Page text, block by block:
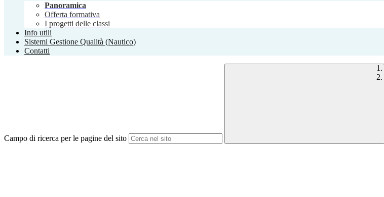
Panoramica
Offerta formativa
I progetti delle classi
Info utili
Sistemi Gestione Qualità (Nautico)
Contatti
Campo di ricerca per le pagine del sito